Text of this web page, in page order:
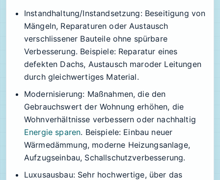
Instandhaltung/Instandsetzung: Beseitigung von
Mängeln, Reparaturen oder Austausch
verschlissener Bauteile ohne spürbare
Verbesserung. Beispiele: Reparatur eines
defekten Dachs, Austausch maroder Leitungen
durch gleichwertiges Material.
Modernisierung: Maßnahmen, die den
Gebrauchswert der Wohnung erhöhen, die
Wohnverhältnisse verbessern oder nachhaltig
Energie sparen. Beispiele: Einbau neuer
Wärmedämmung, moderne Heizungsanlage,
Aufzugseinbau, Schallschutzverbesserung.
Luxusausbau: Sehr hochwertige, über das